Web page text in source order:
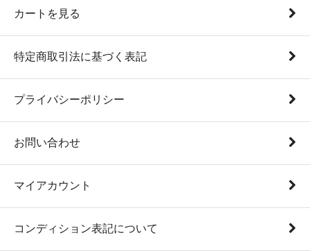
カートを見る
特定商取引法に基づく表記
プライバシーポリシー
お問い合わせ
マイアカウント
コンディション表記について